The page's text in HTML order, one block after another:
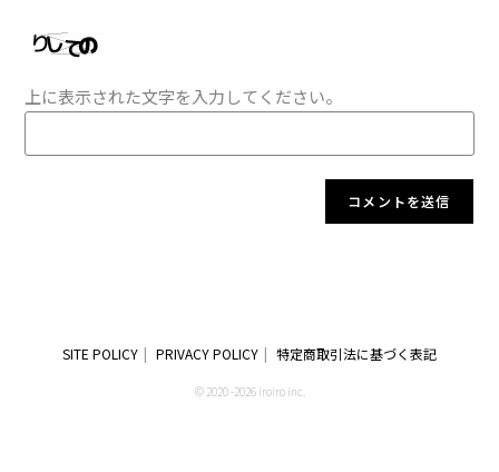
上に表示された文字を入力してください。
SITE POLICY PRIVACY POLICY 特定商取引法に基づく表記
© 2020 -2026 iroiro inc.